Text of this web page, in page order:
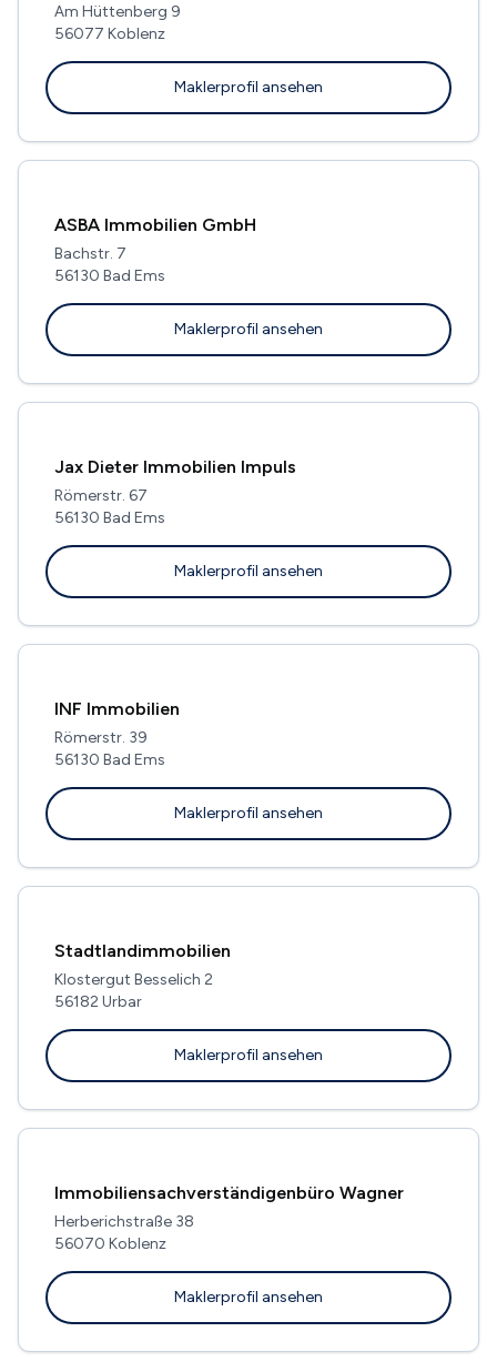
Am Hüttenberg 9
56077 Koblenz
Maklerprofil ansehen
ASBA Immobilien GmbH
Bachstr. 7
56130 Bad Ems
Maklerprofil ansehen
Jax Dieter Immobilien Impuls
Römerstr. 67
56130 Bad Ems
Maklerprofil ansehen
INF Immobilien
Römerstr. 39
56130 Bad Ems
Maklerprofil ansehen
Stadtlandimmobilien
Klostergut Besselich 2
56182 Urbar
Maklerprofil ansehen
Immobiliensachverständigenbüro Wagner
Herberichstraße 38
56070 Koblenz
Maklerprofil ansehen